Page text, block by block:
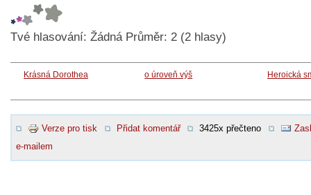
Tvé hlasování: Žádná Průměr: 2 (2 hlasy)
Krásná Dorothea o úroveň výš Heroická
Verze pro tisk Přidat komentář 3425x přečteno
e-mailem